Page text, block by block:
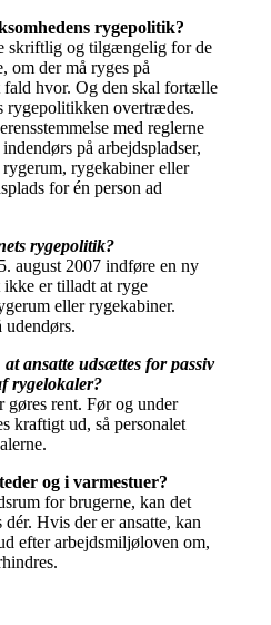
rygepolitik?
skriftlig og tilgængelig for de
om der må ryges på
fald hvor. Og den skal fortælle
rygepolitikken overtrædes.
med reglerne
på arbejdspladser,
rygekabiner eller
for én person ad
rygepolitik?
august 2007 indføre en ny
er tilladt at ryge
eller rygekabiner.
udendørs.
ansatte udsættes for passiv
rygelokaler?
gøres rent. Før og under
kraftigt ud, så personalet
og i varmestuer?
for brugerne, kan det
dér. Hvis der er ansatte, kan
efter arbejdsmiljøloven om,